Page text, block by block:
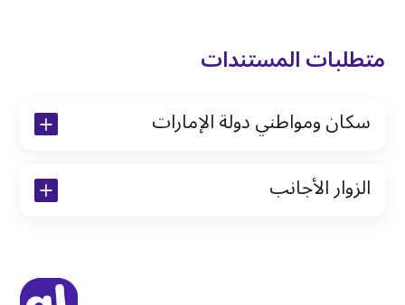
متطلبات المستندات
سكان ومواطني دولة الإمارات
نسخة من تأشيرة الاقامة
الزوار الأجانب